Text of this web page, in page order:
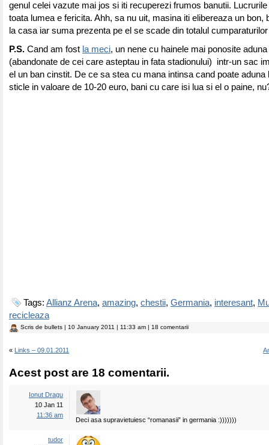
genul celei vazute mai jos si iti recuperezi frumos banutii.
toata lumea e fericita. Ahh, sa nu uit, masina iti elibereaza un bon,
la casa iar suma prezenta pe el se scade din totalul
P.S. Cand am fost la meci, un nene cu hainele mai ponosite
(abandonate de cei care asteptau in fata stadionului) intr-un sac
el un ban cinstit. De ce sa stea cu mana intinsa cand poate aduna
sticle in valoare de 10-20 euro, bani cu care isi lua si el o paine,
Tags: Allianz Arena, amazing, chestii, Germania, interesant,
recicleaza
Scris de bullets | 10 January 2011 | 11:33 am | 18 comentarii
« Links – 09.01.2011
Acest post are 18 comentarii.
Ionut Dragu
10 Jan 11
11:36 am
Deci asa supravietuiesc “romanasii” in germania :)))))))
tudor